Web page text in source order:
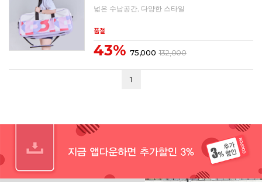
넓은 수납공간, 다양한 스타일
43% 75,000 132,000
품절
1